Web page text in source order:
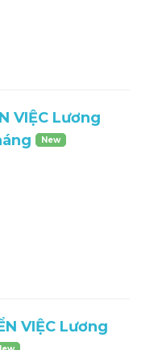
VIỆC Lương
New
VIỆC Lương